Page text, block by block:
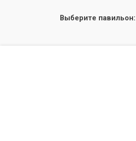
Выберите павильон: